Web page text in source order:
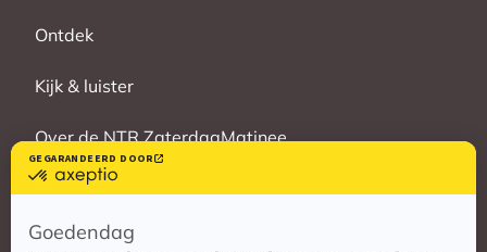
Ontdek
Kijk & luister
Over de NTR ZaterdagMatinee
Vrienden
Veelgestelde vragen